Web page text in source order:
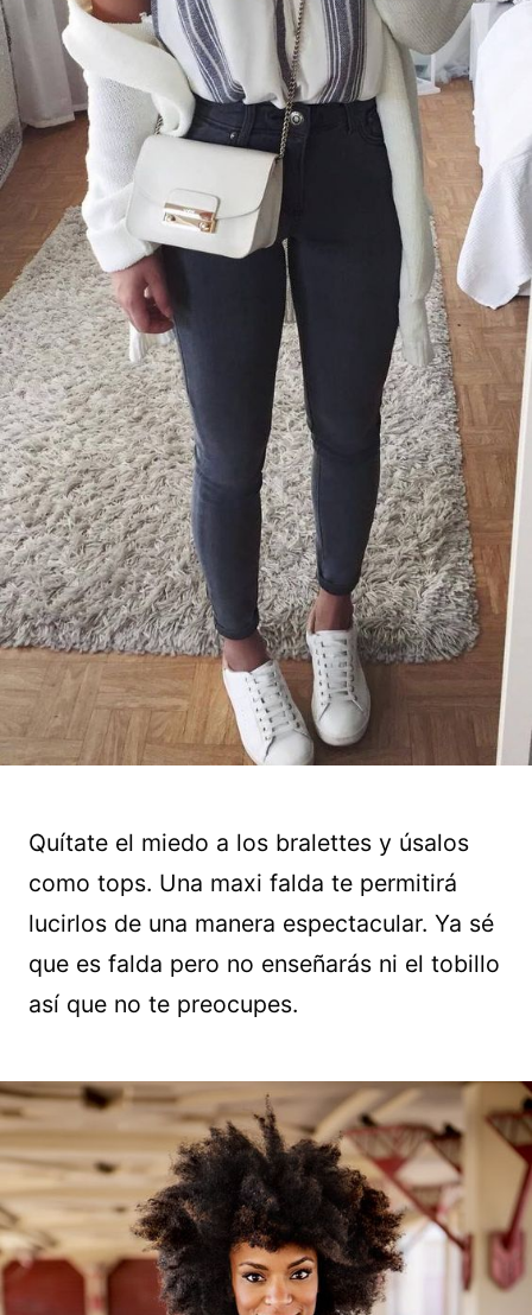
Quítate el miedo a los bralettes y úsalos
como tops. Una maxi falda te permitirá
lucirlos de una manera espectacular. Ya sé
que es falda pero no enseñarás ni el tobillo
así que no te preocupes.